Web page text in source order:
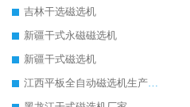
吉林干选磁选机
新疆干式永磁磁选机
新疆干式磁选机
江西平板全自动磁选机生产厂家